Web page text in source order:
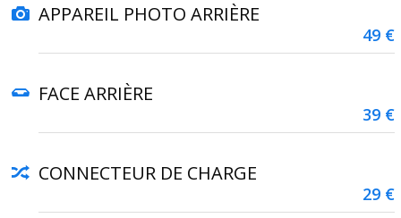
APPAREIL PHOTO ARRIÈRE
49 €
FACE ARRIÈRE
39 €
CONNECTEUR DE CHARGE
29 €